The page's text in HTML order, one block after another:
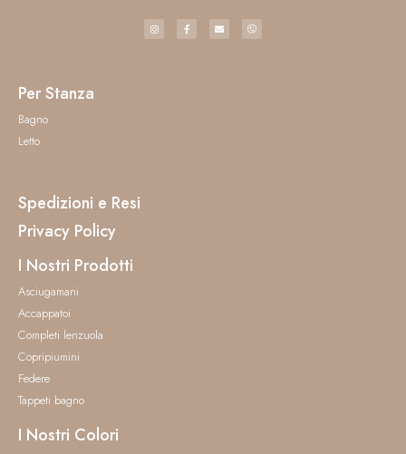
Per Stanza
Bagno
Letto
Spedizioni e Resi
Privacy Policy
I Nostri Prodotti
Asciugamani
Accappatoi
Completi lenzuola
Copripiumini
Federe
Tappeti bagno
I Nostri Colori